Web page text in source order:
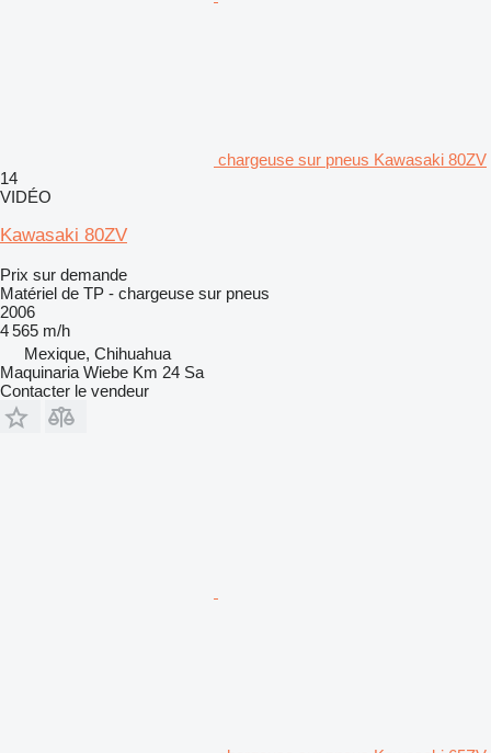
chargeuse sur pneus Kawasaki 80ZV
14
VIDÉO
Kawasaki 80ZV
Prix sur demande
Matériel de TP - chargeuse sur pneus
2006
4 565 m/h
Mexique, Chihuahua
Maquinaria Wiebe Km 24 Sa
Contacter le vendeur